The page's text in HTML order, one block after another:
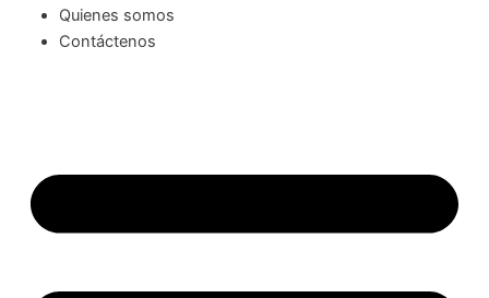
Quienes somos
Contáctenos